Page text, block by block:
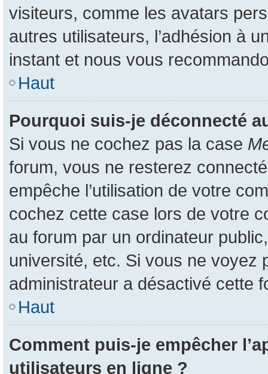
visiteurs, comme les avatars
autres utilisateurs, l’adhésion à
instant et nous vous
Haut
Pourquoi suis-je déconnecté
Si vous ne cochez pas la case
forum, vous ne resterez
empêche l’utilisation de votre
cochez cette case lors de votre
au forum par un ordinateur
université, etc. Si vous ne voyez
administrateur a désactivé cette
Haut
Comment puis-je empêcher
utilisateurs en ligne ?